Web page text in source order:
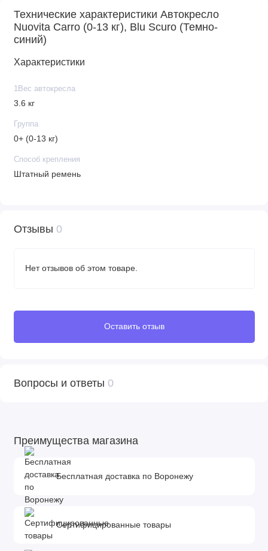
Технические характеристики Автокресло
Nuovita Carro (0-13 кг), Blu Scuro (Темно-
синий)
Характеристики
1Вес автокресла
3.6 кг
Группа
0+ (0-13 кг)
Способ крепления
Штатный ремень
Отзывы 0
Нет отзывов об этом товаре.
Оставить отзыв
Вопросы и ответы 0
Преимущества магазина
Бесплатная доставка по Воронежу
Сертифицированные товары